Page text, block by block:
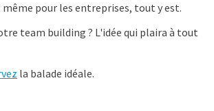
pour les entreprises, tout y est.
team building ? L'idée qui plaira à tout
la balade idéale.